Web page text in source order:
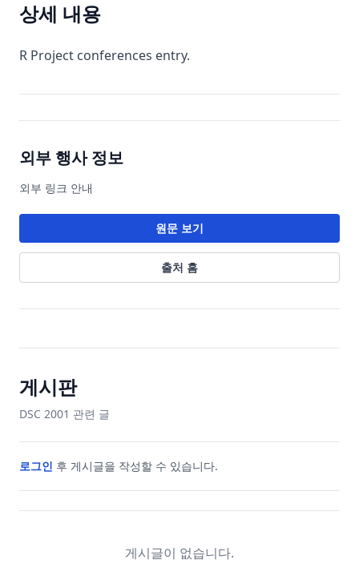
상세 내용
R Project conferences entry.
외부 행사 정보
외부 링크 안내
원문 보기
출처 홈
게시판
DSC 2001 관련 글
로그인 후 게시글을 작성할 수 있습니다.
게시글이 없습니다.